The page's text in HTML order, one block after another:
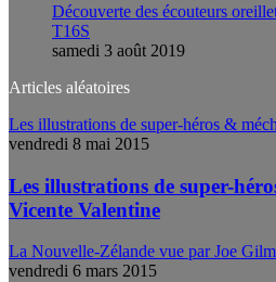
Découverte des écouteurs
T16S
samedi 3 août 2019
Articles aléatoires
Les illustrations de super-héros &
vendredi 8 mai 2015
Les illustrations de super-
Vicente Valentine
La Nouvelle-Zélande vue par Joe
vendredi 6 mars 2015